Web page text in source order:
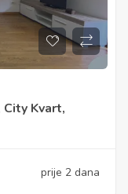
Kvart,
prije 2 dana